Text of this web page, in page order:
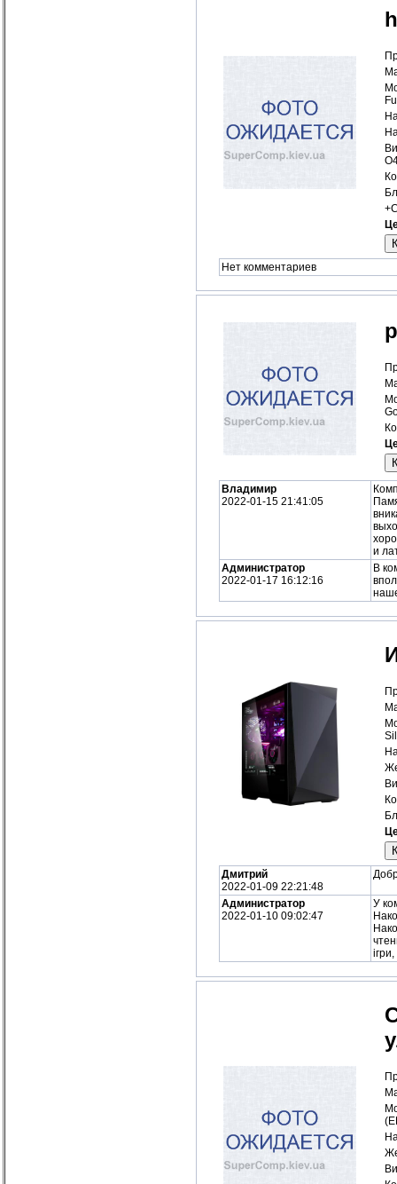
Нет комментариев
Владимир
2022-01-15 21:41:05
и
Администратор
2022-01-17 16:12:16
В
Дмитрий
2022-01-09 22:21:48
Администратор
2022-01-10 09:02:47
У